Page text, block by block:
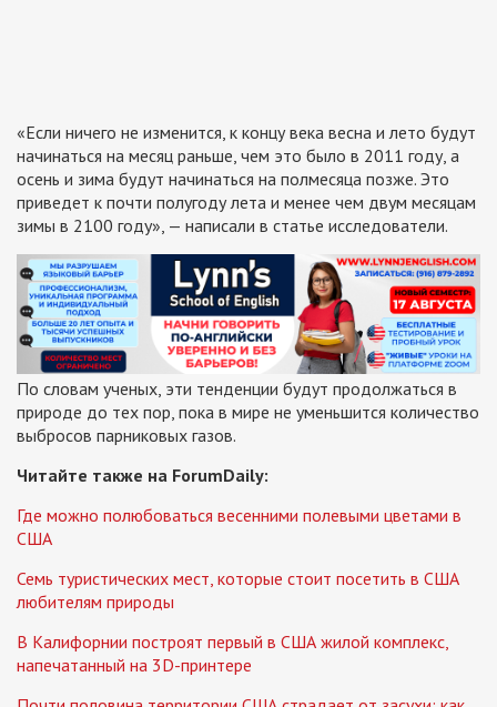
«Если ничего не изменится, к концу века весна и лето будут
начинаться на месяц раньше, чем это было в 2011 году, а
осень и зима будут начинаться на полмесяца позже. Это
приведет к почти полугоду лета и менее чем двум месяцам
зимы в 2100 году», — написали в статье исследователи.
По словам ученых, эти тенденции будут продолжаться в
природе до тех пор, пока в мире не уменьшится количество
выбросов парниковых газов.
Читайте также на ForumDaily:
Где можно полюбоваться весенними полевыми цветами в
США
Семь туристических мест, которые стоит посетить в США
любителям природы
В Калифорнии построят первый в США жилой комплекс,
напечатанный на 3D-принтере